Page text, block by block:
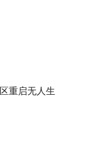
重启无人生